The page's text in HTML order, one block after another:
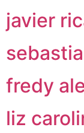
javier
fredy
liz